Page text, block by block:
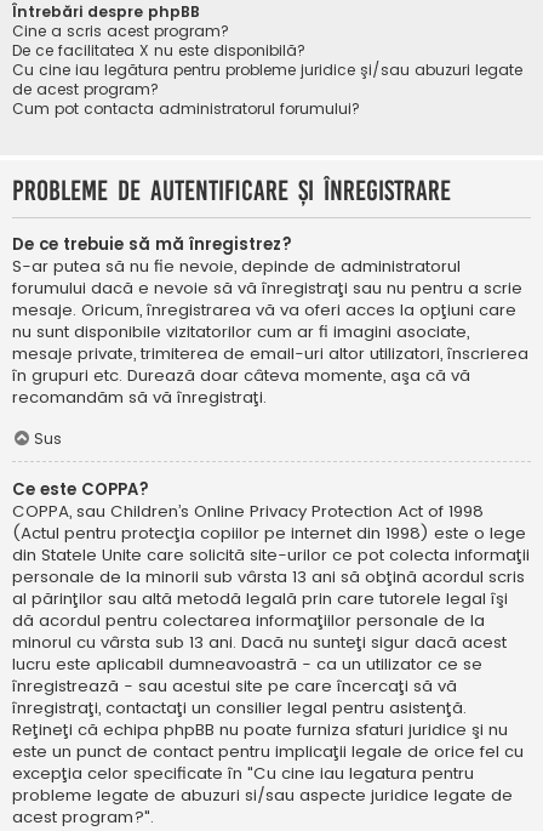
Întrebări despre phpBB
Cine a scris acest program?
De ce facilitatea X nu este disponibilă?
Cu cine iau legătura pentru probleme juridice şi/sau abuzuri legate
de acest program?
Cum pot contacta administratorul forumului?
Probleme de autentificare şi înregistrare
De ce trebuie să mă înregistrez?
S-ar putea să nu fie nevoie, depinde de administratorul
forumului dacă e nevoie să vă înregistraţi sau nu pentru a scrie
mesaje. Oricum, înregistrarea vă va oferi acces la opţiuni care
nu sunt disponibile vizitatorilor cum ar fi imagini asociate,
mesaje private, trimiterea de email-uri altor utilizatori, înscrierea
în grupuri etc. Durează doar câteva momente, aşa că vă
recomandăm să vă înregistraţi.
Sus
Ce este COPPA?
COPPA, sau Children’s Online Privacy Protection Act of 1998
(Actul pentru protecţia copiilor pe internet din 1998) este o lege
din Statele Unite care solicită site-urilor ce pot colecta informaţii
personale de la minorii sub vârsta 13 ani să obţină acordul scris
al părinţilor sau altă metodă legală prin care tutorele legal îşi
dă acordul pentru colectarea informaţiilor personale de la
minorul cu vârsta sub 13 ani. Dacă nu sunteţi sigur dacă acest
lucru este aplicabil dumneavoastră - ca un utilizator ce se
înregistrează - sau acestui site pe care încercaţi să vă
înregistraţi, contactaţi un consilier legal pentru asistenţă.
Reţineţi că echipa phpBB nu poate furniza sfaturi juridice şi nu
este un punct de contact pentru implicaţii legale de orice fel cu
excepţia celor specificate în "Cu cine iau legatura pentru
probleme legate de abuzuri si/sau aspecte juridice legate de
acest program?".